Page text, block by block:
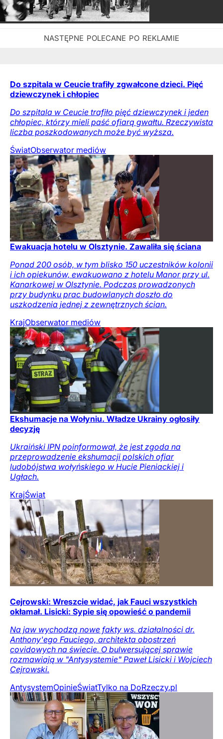
Do szpitala w Ceucie trafiły zgwałcone dzieci. Pięć
dziewczynek i chłopiec
Do szpitala w Ceucie trafiło pięć dziewczynek i jeden
chłopiec, którzy mieli paść ofiarą gwałtu. Rzeczywista
liczba poszkodowanych może być wyższa.
ŚwiatObserwator mediów
Ewakuacja hotelu w Olsztynie. Zawaliła się ściana
Ponad 200 osób, w tym blisko 150 uczestników kolonii
i ich opiekunów, ewakuowano z hotelu Manor przy ul.
Kanarkowej w Olsztynie. Podczas prowadzonych
przy budynku prac budowlanych doszło do
uszkodzenia jednej z zewnętrznych ścian.
KrajObserwator mediów
Ekshumacje na Wołyniu. Władze Ukrainy ogłosiły
decyzję
Ukraiński IPN poinformował, że jest zgoda na
przeprowadzenie ekshumacji polskich ofiar
ludobójstwa wołyńskiego w Hucie Pieniackiej i
Ugłach.
KrajŚwiat
Cejrowski: Wreszcie widać, jak Fauci wszystkich
okłamał. Lisicki: Sypie się opowieść o pandemii
Na jaw wychodzą nowe fakty ws. działalności dr.
Anthony'ego Fauciego, architekta obostrzeń
covidowych na świecie. O bulwersującej sprawie
rozmawiają w "Antysystemie" Paweł Lisicki i Wojciech
Cejrowski.
AntysystemOpinieŚwiatTylko na DoRzeczy.pl